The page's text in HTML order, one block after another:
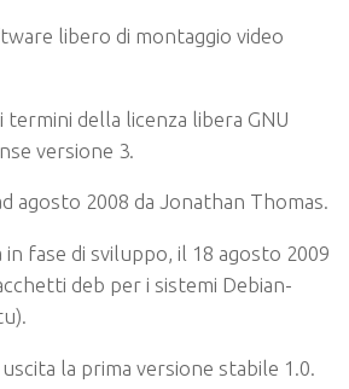
libero di montaggio video
della licenza libera GNU
versione 3.
agosto 2008 da Jonathan Thomas.
fase di sviluppo, il 18 agosto 2009
deb per i sistemi Debian-
la prima versione stabile 1.0.